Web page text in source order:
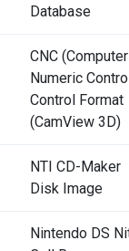
Database
CNC (Computer
Numeric
Control Format
(CamView 3D)
NTI CD-Maker
Disk Image
Nintendo DS